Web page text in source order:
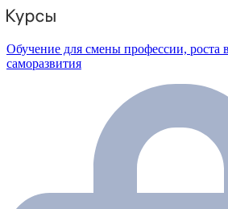
Обучение для смены профессии, роста
саморазвития